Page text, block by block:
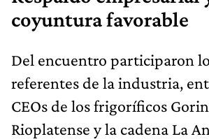
coyuntura favorable
Del encuentro participaron
referentes de la industria,
CEOs de los frigoríficos
Rioplatense y la cadena La